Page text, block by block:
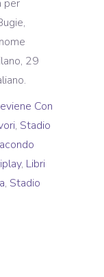
Con
, Stadio
, Libri
, Stadio